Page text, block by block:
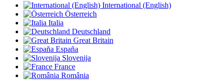
International (English)
Österreich
Italia
Deutschland
Great Britain
España
Slovenija
France
România